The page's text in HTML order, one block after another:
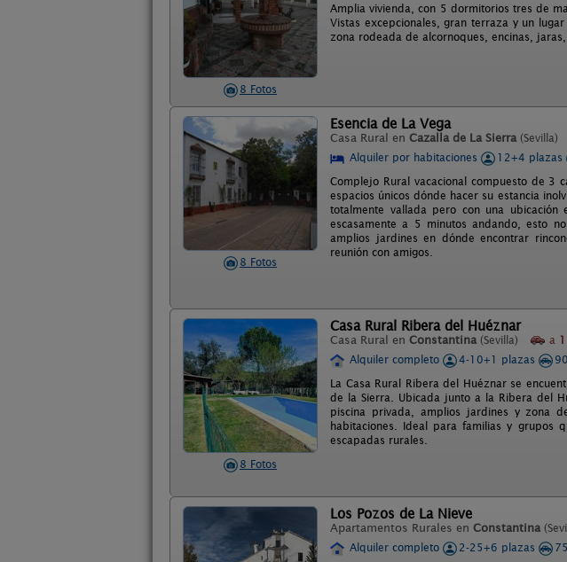
8 Fotos
Amplia vivienda, con 5 dormitorios tres de
Vistas excepcionales, gran terraza y un
zona rodeada de alcornoques, encinas,
8 Fotos
Esencia de La Vega
Casa Rural en Cazalla de La Sierra (Sevilla)
Alquiler por habitaciones
12+4 plazas
Complejo Rural vacacional compuesto de 3
espacios únicos dónde hacer su estancia
totalmente vallada pero con una
escasamente a 5 minutos andando, esto
amplios jardines en dónde encontrar
reunión con amigos.
8 Fotos
Casa Rural Ribera del Huéznar
Casa Rural en Constantina (Sevilla) a
Alquiler completo
4-10+1 plazas
La Casa Rural Ribera del Huéznar se
de la Sierra. Ubicada junto a la Ribera del
piscina privada, amplios jardines y zona
habitaciones. Ideal para familias y grupos
escapadas rurales.
Los Pozos de La Nieve
Apartamentos Rurales en Constantina
Alquiler completo
2-25+6 plazas